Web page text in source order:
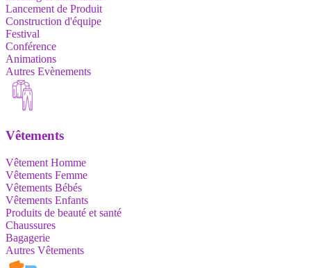
Lancement de Produit
Construction d'équipe
Festival
Conférence
Animations
Autres Evènements
Vêtements
Vêtement Homme
Vêtements Femme
Vêtements Bébés
Vêtements Enfants
Produits de beauté et santé
Chaussures
Bagagerie
Autres Vêtements